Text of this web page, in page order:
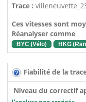
Trace :
Ces vitesses sont
Réanalyser comme
BYC (Vélo) HKG
Fiabilité de la
Niveau du correctif